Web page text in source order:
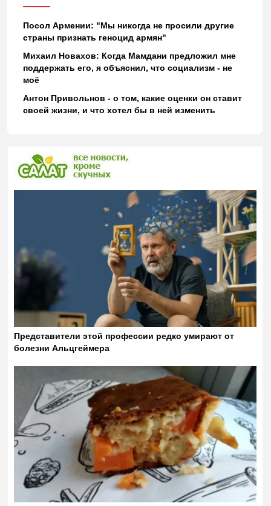
Посол Армении: "Мы никогда не просили другие
страны признать геноцид армян"
Михаил Новахов: Когда Мамдани предложил мне
поддержать его, я объяснил, что социализм - не
моё
Антон Привольнов - о том, какие оценки он ставит
своей жизни, и что хотел бы в ней изменить